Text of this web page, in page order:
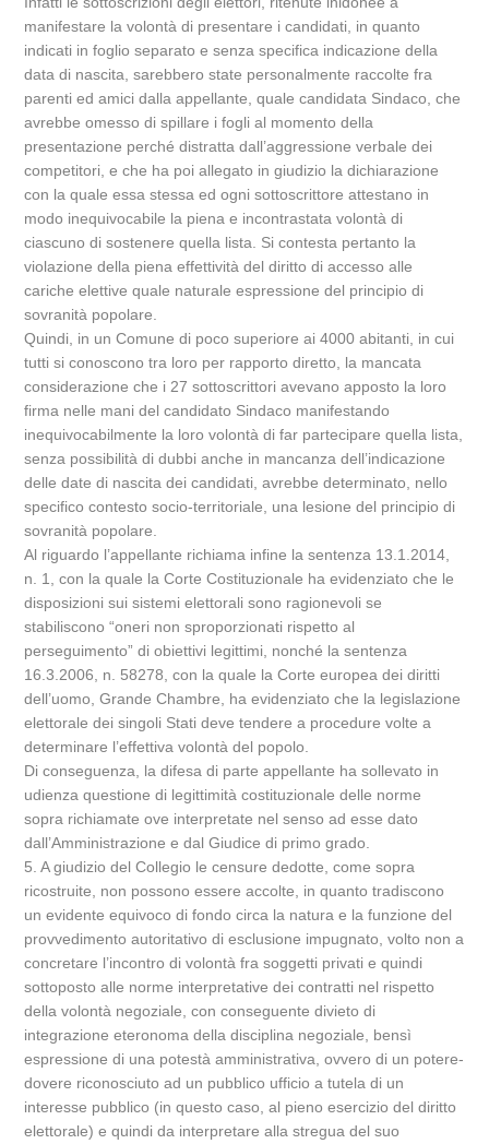
manifestare la volontà di presentare i candidati, in quanto
indicati in foglio separato e senza specifica indicazione della
data di nascita, sarebbero state personalmente raccolte fra
parenti ed amici dalla appellante, quale candidata Sindaco, che
avrebbe omesso di spillare i fogli al momento della
presentazione perché distratta dall’aggressione verbale dei
competitori, e che ha poi allegato in giudizio la dichiarazione
con la quale essa stessa ed ogni sottoscrittore attestano in
modo inequivocabile la piena e incontrastata volontà di
ciascuno di sostenere quella lista. Si contesta pertanto la
violazione della piena effettività del diritto di accesso alle
cariche elettive quale naturale espressione del principio di
sovranità popolare.
Quindi, in un Comune di poco superiore ai 4000 abitanti, in cui
tutti si conoscono tra loro per rapporto diretto, la mancata
considerazione che i 27 sottoscrittori avevano apposto la loro
firma nelle mani del candidato Sindaco manifestando
inequivocabilmente la loro volontà di far partecipare quella lista,
senza possibilità di dubbi anche in mancanza dell’indicazione
delle date di nascita dei candidati, avrebbe determinato, nello
specifico contesto socio-territoriale, una lesione del principio di
sovranità popolare.
Al riguardo l’appellante richiama infine la sentenza 13.1.2014,
n. 1, con la quale la Corte Costituzionale ha evidenziato che le
disposizioni sui sistemi elettorali sono ragionevoli se
stabiliscono “oneri non sproporzionati rispetto al
perseguimento” di obiettivi legittimi, nonché la sentenza
16.3.2006, n. 58278, con la quale la Corte europea dei diritti
dell’uomo, Grande Chambre, ha evidenziato che la legislazione
elettorale dei singoli Stati deve tendere a procedure volte a
determinare l’effettiva volontà del popolo.
Di conseguenza, la difesa di parte appellante ha sollevato in
udienza questione di legittimità costituzionale delle norme
sopra richiamate ove interpretate nel senso ad esse dato
dall’Amministrazione e dal Giudice di primo grado.
5. A giudizio del Collegio le censure dedotte, come sopra
ricostruite, non possono essere accolte, in quanto tradiscono
un evidente equivoco di fondo circa la natura e la funzione del
provvedimento autoritativo di esclusione impugnato, volto non a
concretare l’incontro di volontà fra soggetti privati e quindi
sottoposto alle norme interpretative dei contratti nel rispetto
della volontà negoziale, con conseguente divieto di
integrazione eteronoma della disciplina negoziale, bensì
espressione di una potestà amministrativa, ovvero di un potere-
dovere riconosciuto ad un pubblico ufficio a tutela di un
interesse pubblico (in questo caso, al pieno esercizio del diritto
elettorale) e quindi da interpretare alla stregua del suo